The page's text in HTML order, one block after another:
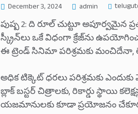
December 3, 2024 admin
పుష్ప 2: ది రూల్ చుట్టూ అపూర్వమైన
స్క్రీన్‌లు ఒకే విధంగా క్రేజ్‌ను
ఈ ట్రెండ్ సినిమా పరిశ్రమకు మంచిదేనా,
అధిక టిక్కెట్ ధరలు పరిశ్రమకు
బ్లాక్ బస్టర్ చిత్రాలకు, రికార్డు స్థాయి
యజమానులకు కూడా ప్రయోజనం